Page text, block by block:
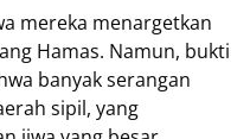
mereka menargetkan
Hamas. Namun, bukti
banyak serangan
sipil, yang